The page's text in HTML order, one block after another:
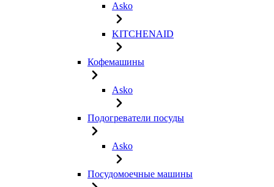
Asko
KITCHENAID
Кофемашины
Asko
Подогреватели посуды
Asko
Посудомоечные машины